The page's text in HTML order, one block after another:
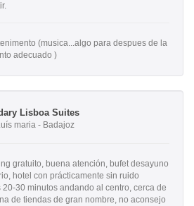
(musica...algo para despues de la
adecuado )
Lisboa Suites
maria - Badajoz
gratuito, buena atención, bufet desayuno
hotel con prácticamente sin ruido
30 minutos andando al centro, cerca de
de tiendas de gran nombre, no aconsejo